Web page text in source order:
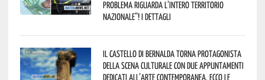
problema riguarda l’intero territorio
Nazionale”! I dettagli
Il Castello di Bernalda torna protagonista
della scena culturale con due appuntamenti
dedicati all’arte contemporanea. Ecco le